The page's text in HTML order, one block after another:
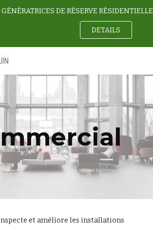
DETAILS
et améliore les installations